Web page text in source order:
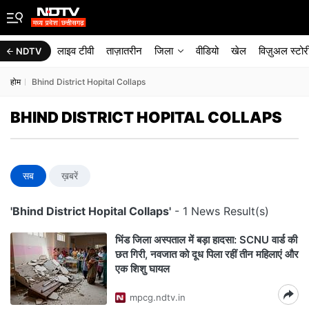
NDTV लाइव टीवी ताज़ातरीन जिला वीडियो खेल विज़ुअल
होम Bhind District Hopital Collaps
BHIND DISTRICT HOPITAL COLLAPS
सब ख़बरें
'Bhind District Hopital Collaps' - 1 News Result(s)
भिंड जिला अस्पताल में बड़ा हादसा: SCNU वार्ड की
छत गिरी, नवजात को दूध पिला रहीं तीन महिलाएं और
एक शिशु घायल
mpcg.ndtv.in